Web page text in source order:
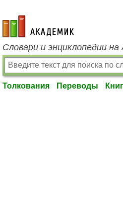
academic.ru
Словари и энциклопедии на
Толкования Переводы